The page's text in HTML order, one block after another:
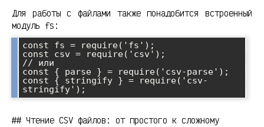
Для работы с файлами также понадобится встроенный
модуль fs:
const fs = require('fs');
const csv = require('csv');
// или
const { parse } = require('csv-parse');
const { stringify } = require('csv-
## Чтение CSV файлов: от простого к сложному